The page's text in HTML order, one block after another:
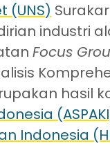
(UNS)
industri
Focus
hasil
Indonesia